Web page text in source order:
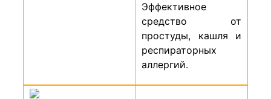
Эффективное
средство от
простуды, кашля и
респираторных
аллергий.